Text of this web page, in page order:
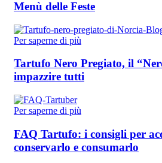
Menù delle Feste
Per saperne di più
Tartufo Nero Pregiato, il
impazzire tutti
Per saperne di più
FAQ Tartufo: i consigli per
conservarlo e consumarlo